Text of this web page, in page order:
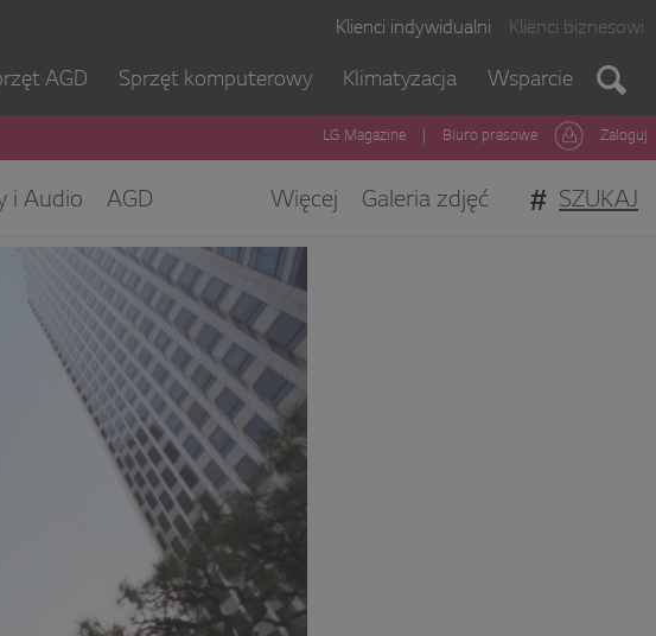
Klienci indywidualni Klienci biznesowi
AGD Sprzęt komputerowy Klimatyzacja Wsparcie
LG Magazine Biuro prasowe Zaloguj
i Audio
AGD
Biuro Obsługi Klienta
Więcej Galeria zdjęć # SZUKAJ